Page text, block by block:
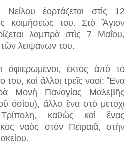
ἑορτάζεται στὶς 12
κοιμήσεώς του. Στὸ Ἅγιον
λαμπρὰ στὶς 7 Μαΐου,
λειψάνων του.
ἀφιερωμένοι, ἐκτὸς ἀπὸ τὸ
του, καὶ ἄλλοι τρεῖς ναοί: Ἕνα
Μονὴ Παναγίας Μαλεβῆς
ὁσίου), ἄλλο ἕνα στὸ μετόχι
καθὼς καὶ ἕνας
ναὸς στὸν Πειραιᾶ, στὴν